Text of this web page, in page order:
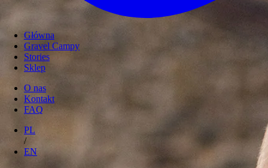
Główna
Gravel Campy
Stories
Sklep
O nas
Kontakt
FAQ
PL
/
EN